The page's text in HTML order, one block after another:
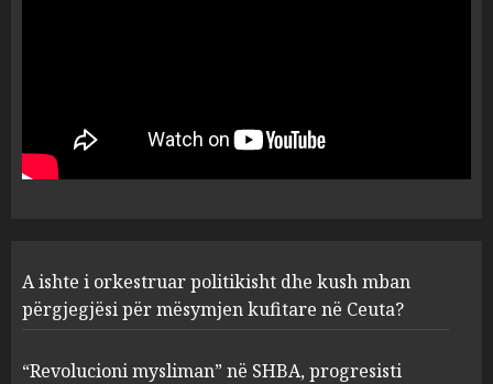
1
për mësymjen kufitare në
Ceuta?
AUGUST 6, 2026
2
SHBA, progresisti Abdul El-
Sayed fiton zgjedhjet në
Miçigan
A ishte i orkestruar politikisht dhe kush mban
përgjegjësi për mësymjen kufitare në Ceuta?
“Revolucioni mysliman” në SHBA, progresisti